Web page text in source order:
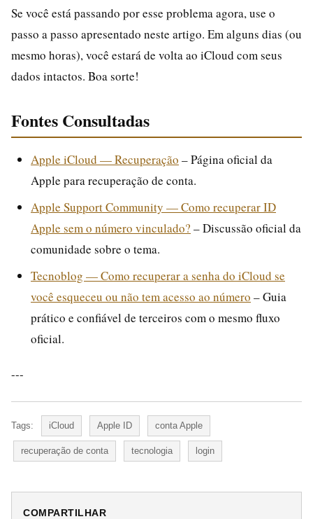
Se você está passando por esse problema agora, use o
passo a passo apresentado neste artigo. Em alguns dias (ou
mesmo horas), você estará de volta ao iCloud com seus
dados intactos. Boa sorte!
Fontes Consultadas
Apple iCloud — Recuperação – Página oficial da
Apple para recuperação de conta.
Apple Support Community — Como recuperar ID
Apple sem o número vinculado? – Discussão oficial da
comunidade sobre o tema.
Tecnoblog — Como recuperar a senha do iCloud se
você esqueceu ou não tem acesso ao número – Guia
prático e confiável de terceiros com o mesmo fluxo
oficial.
---
Tags: iCloud Apple ID conta Apple
recuperação de conta tecnologia login
COMPARTILHAR